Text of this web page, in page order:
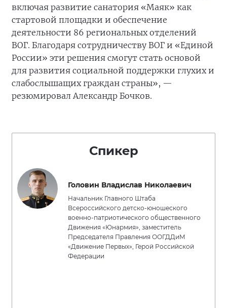
включая развитие санатория «Маяк» как
стартовой площадки и обеспечение
деятельности 86 региональных отделений
ВОГ. Благодаря сотрудничеству ВОГ и «Единой
России» эти решения смогут стать основой
для развития социальной поддержки глухих и
слабослышащих граждан страны», —
резюмировал Александр Бочков.
Спикер
Головин Владислав Николаевич
Начальник Главного Штаба
Всероссийского детско-юношеского
военно-патриотического общественного
Движения «Юнармия», заместитель
Председателя Правления ООГДДиМ
«Движение Первых», Герой Российской
Федерации